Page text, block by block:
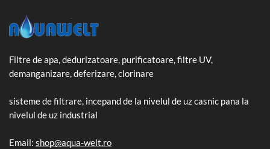
Filtre de apa, dedurizatoare, purificatoare, filtre UV,
demanganizare, deferizare, clorinare
sisteme de filtrare, incepand de la nivelul de uz casnic pana la
nivelul de uz industrial
Email: shop@aqua-welt.ro